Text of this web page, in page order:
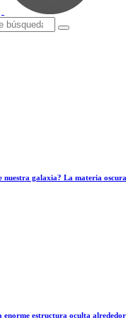
nuestra galaxia? La materia
enorme estructura oculta